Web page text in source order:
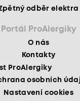
odběr elektra
Portál ProAlergiky
O nás
Kontakty
ProAlergiky
osobních
Nastavení cookies